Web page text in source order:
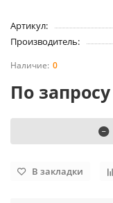
Артикул:
Производитель:
0
По запросу
В закладки